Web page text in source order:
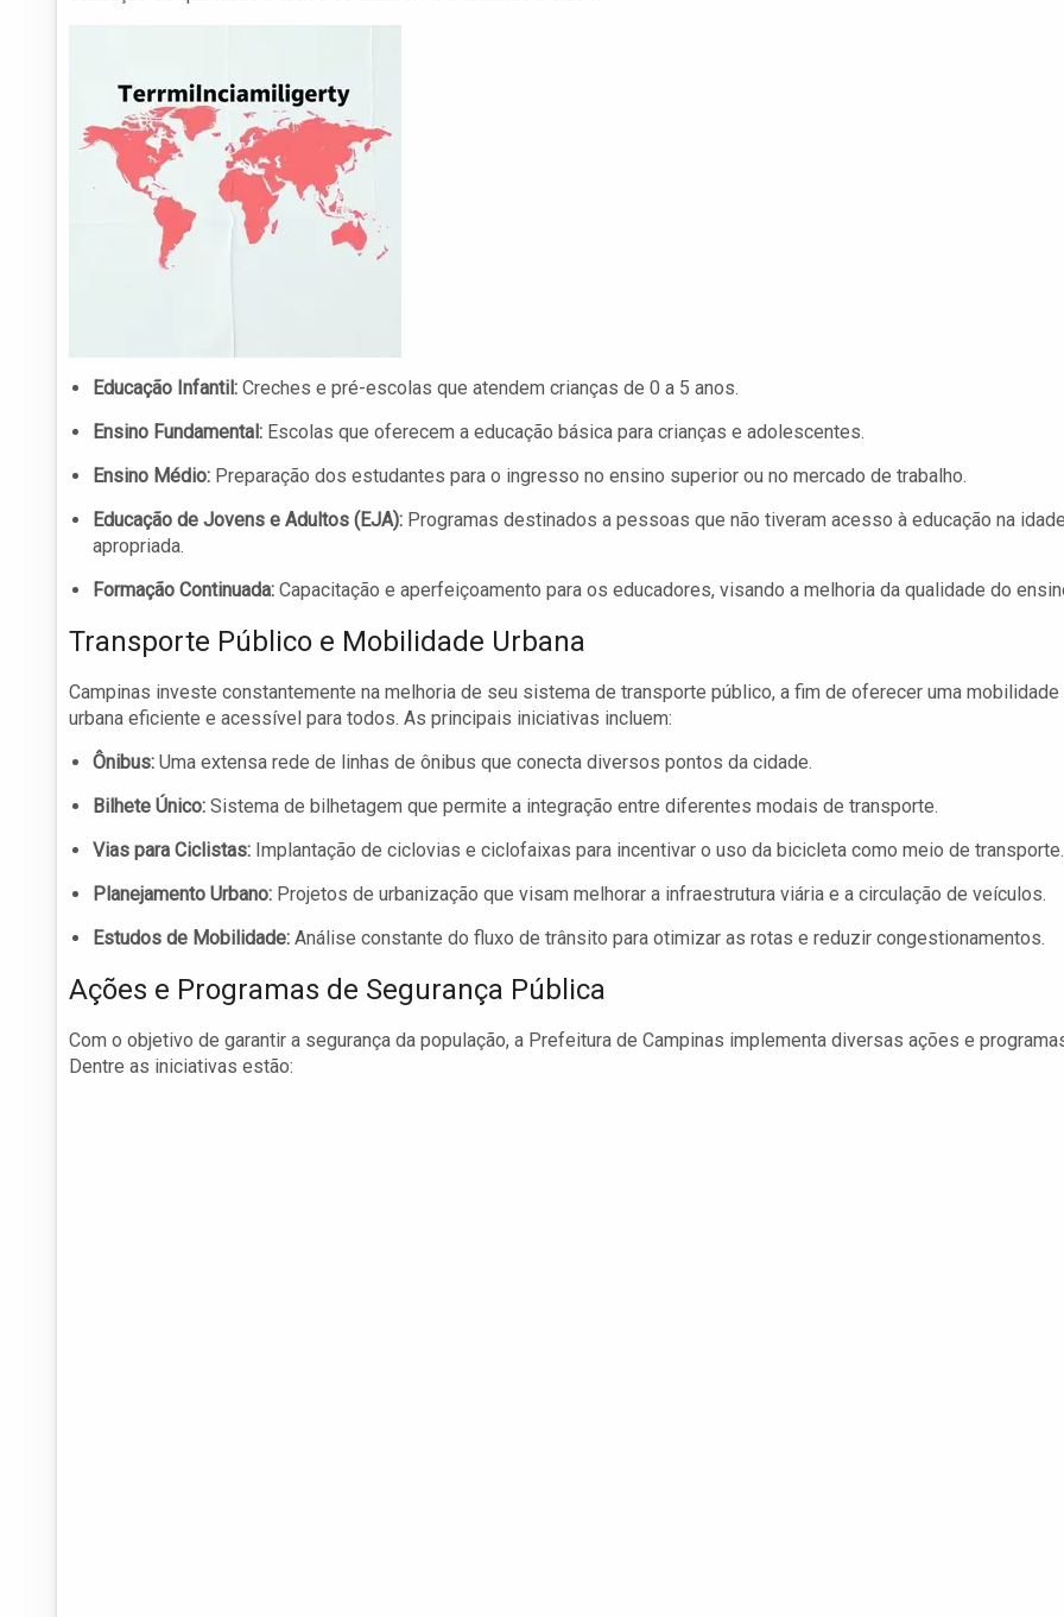
Educação Infantil: Creches e pré-escolas que atendem crianças de 0 a 5 anos.
Ensino Fundamental: Escolas que oferecem a educação básica para crianças e adolescentes.
Ensino Médio: Preparação dos estudantes para o ingresso no ensino superior ou no mercado de trabalho.
Educação de Jovens e Adultos (EJA): Programas destinados a pessoas que não tiveram acesso à educação na
apropriada.
Formação Continuada: Capacitação e aperfeiçoamento para os educadores, visando a melhoria da qualidade do
Transporte Público e Mobilidade Urbana
Campinas investe constantemente na melhoria de seu sistema de transporte público, a fim de oferecer uma mobilidade
urbana eficiente e acessível para todos. As principais iniciativas incluem:
Ônibus: Uma extensa rede de linhas de ônibus que conecta diversos pontos da cidade.
Bilhete Único: Sistema de bilhetagem que permite a integração entre diferentes modais de transporte.
Vias para Ciclistas: Implantação de ciclovias e ciclofaixas para incentivar o uso da bicicleta como meio de transporte.
Planejamento Urbano: Projetos de urbanização que visam melhorar a infraestrutura viária e a circulação de veículos.
Estudos de Mobilidade: Análise constante do fluxo de trânsito para otimizar as rotas e reduzir congestionamentos.
Ações e Programas de Segurança Pública
Com o objetivo de garantir a segurança da população, a Prefeitura de Campinas implementa diversas ações e
Dentre as iniciativas estão: